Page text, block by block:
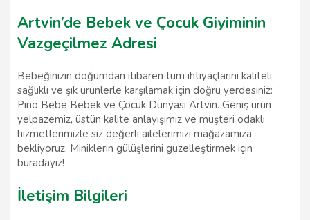
Artvin’de Bebek ve Çocuk Giyiminin
Vazgeçilmez Adresi
Bebeğinizin doğumdan itibaren tüm ihtiyaçlarını kaliteli,
sağlıklı ve şık ürünlerle karşılamak için doğru yerdesiniz:
Pino Bebe Bebek ve Çocuk Dünyası Artvin. Geniş ürün
yelpazemiz, üstün kalite anlayışımız ve müşteri odaklı
hizmetlerimizle siz değerli ailelerimizi mağazamıza
bekliyoruz. Miniklerin gülüşlerini güzelleştirmek için
buradayız!
İletişim Bilgileri